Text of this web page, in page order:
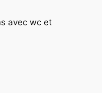
avec wc et